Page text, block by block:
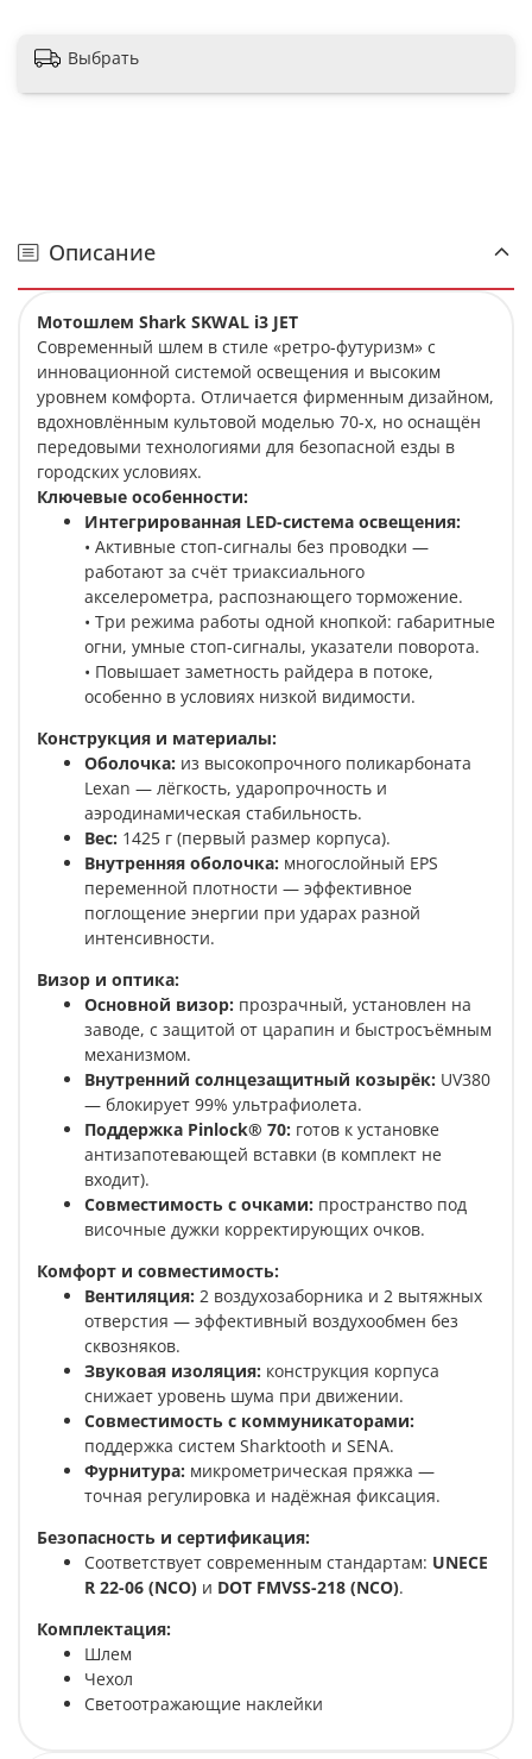
Выбрать
Описание
Мотошлем Shark SKWAL i3 JET
Современный шлем в стиле «ретро-футуризм» с
инновационной системой освещения и высоким
уровнем комфорта. Отличается фирменным дизайном,
вдохновлённым культовой моделью 70-х, но оснащён
передовыми технологиями для безопасной езды в
городских условиях.
Ключевые особенности:
Интегрированная LED-система освещения:
• Активные стоп-сигналы без проводки —
работают за счёт триаксиального
акселерометра, распознающего торможение.
• Три режима работы одной кнопкой: габаритные
огни, умные стоп-сигналы, указатели поворота.
• Повышает заметность райдера в потоке,
особенно в условиях низкой видимости.
Конструкция и материалы:
Оболочка: из высокопрочного поликарбоната
Lexan — лёгкость, ударопрочность и
аэродинамическая стабильность.
Вес: 1425 г (первый размер корпуса).
Внутренняя оболочка: многослойный EPS
переменной плотности — эффективное
поглощение энергии при ударах разной
интенсивности.
Визор и оптика:
Основной визор: прозрачный, установлен на
заводе, с защитой от царапин и быстросъёмным
механизмом.
Внутренний солнцезащитный козырёк: UV380
— блокирует 99% ультрафиолета.
Поддержка Pinlock® 70: готов к установке
антизапотевающей вставки (в комплект не
входит).
Совместимость с очками: пространство под
височные дужки корректирующих очков.
Комфорт и совместимость:
Вентиляция: 2 воздухозаборника и 2 вытяжных
отверстия — эффективный воздухообмен без
сквозняков.
Звуковая изоляция: конструкция корпуса
снижает уровень шума при движении.
Совместимость с коммуникаторами:
поддержка систем Sharktooth и SENA.
Фурнитура: микрометрическая пряжка —
точная регулировка и надёжная фиксация.
Безопасность и сертификация:
Соответствует современным стандартам: UNECE
R 22-06 (NCO) и DOT FMVSS-218 (NCO).
Комплектация:
Шлем
Чехол
Светоотражающие наклейки